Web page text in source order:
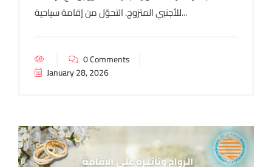
للأجنبي المتزوج. التحوّل من إقامة سياحية...
0 Comments
January 28, 2026